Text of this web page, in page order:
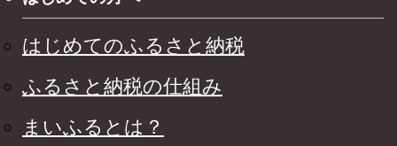
はじめてのふるさと納税
ふるさと納税の仕組み
まいふるとは？